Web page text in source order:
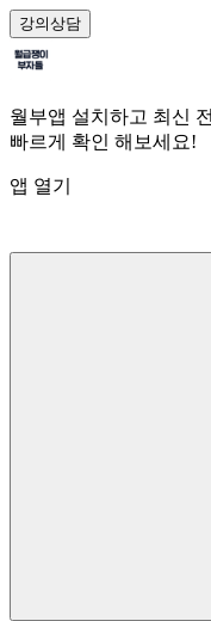
강의상담
월부앱 설치하고 최신
빠르게 확인 해보세요!
앱 열기